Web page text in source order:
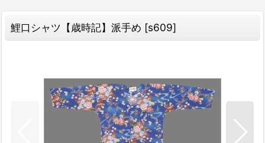
鯉口シャツ【歳時記】派手め [s609]